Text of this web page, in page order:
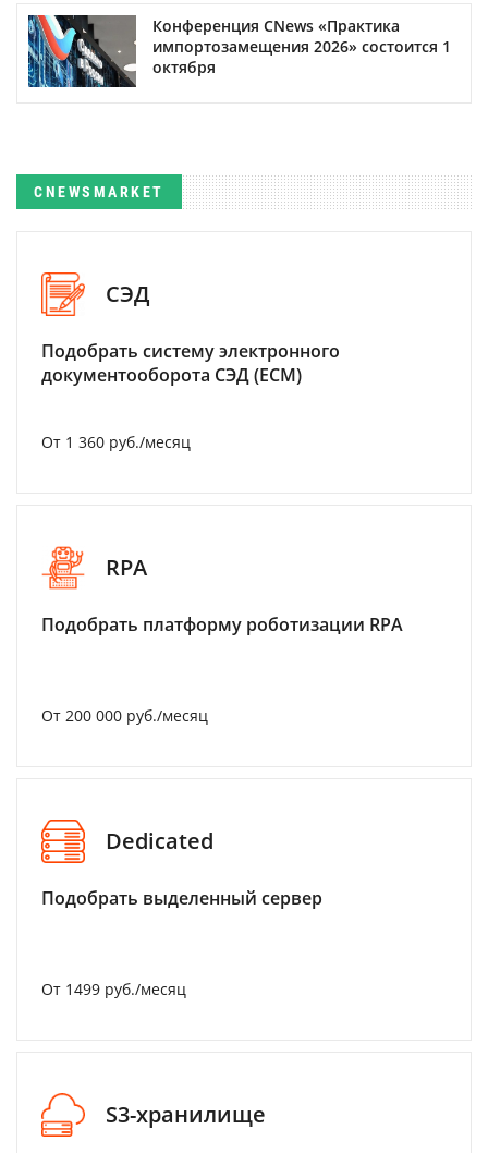
Конференция CNews «Практика
импортозамещения 2026» состоится 1
октября
CNEWSMARKET
СЭД
Подобрать систему электронного
документооборота СЭД (ECM)
От 1 360 руб./месяц
RPA
Подобрать платформу роботизации RPA
От 200 000 руб./месяц
Dedicated
Подобрать выделенный сервер
От 1499 руб./месяц
S3-хранилище